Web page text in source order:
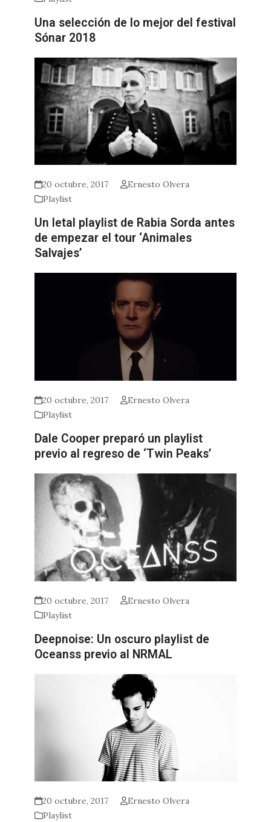
Una selección de lo mejor del festival
Sónar 2018
20 octubre, 2017
Ernesto Olvera
Playlist
Un letal playlist de Rabia Sorda antes
de empezar el tour ‘Animales
Salvajes’
20 octubre, 2017
Ernesto Olvera
Playlist
Dale Cooper preparó un playlist
previo al regreso de ‘Twin Peaks’
20 octubre, 2017
Ernesto Olvera
Playlist
Deepnoise: Un oscuro playlist de
Oceanss previo al NRMAL
20 octubre, 2017
Ernesto Olvera
Playlist